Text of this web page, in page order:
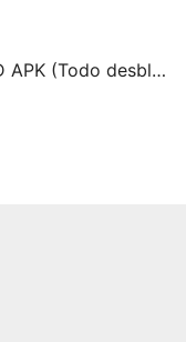
Toca Life World MOD APK (Todo desbloqueado) v1.46